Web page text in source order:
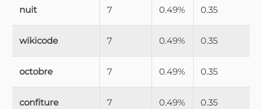
nuit 7 0.49% 0.35
wikicode 7 0.49% 0.35
octobre 7 0.49% 0.35
confiture 7 0.49% 0.35